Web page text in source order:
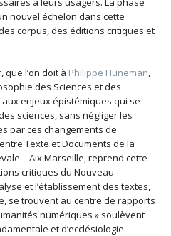
nouvel échelon dans cette
corpus, des éditions critiques et
que l’on doit à Philippe Huneman,
des Sciences et des
aux enjeux épistémiques qui se
sciences, sans négliger les
par ces changements de
Texte et Documents de la
– Aix Marseille, reprend cette
critiques du Nouveau
et l’établissement des textes,
se trouvent au centre de rapports
numériques » soulèvent
et d’ecclésiologie.